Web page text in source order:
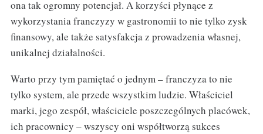
ona tak ogromny potencjał. A korzyści płynące z
wykorzystania franczyzy w gastronomii to nie tylko zysk
finansowy, ale także satysfakcja z prowadzenia własnej,
unikalnej działalności.
Warto przy tym pamiętać o jednym – franczyza to nie
tylko system, ale przede wszystkim ludzie. Właściciel
marki, jego zespół, właściciele poszczególnych placówek,
ich pracownicy – wszyscy oni współtworzą sukces